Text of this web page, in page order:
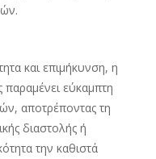
και επιμήκυνση, η
εύκαμπτη
αποτρέποντας τη
διαστολής ή
την καθιστά